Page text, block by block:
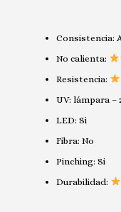
Consistencia:
No calienta:
Resistencia:
UV: lámpara –
LED: Si
Fibra: No
Pinching: Si
Durabilidad: